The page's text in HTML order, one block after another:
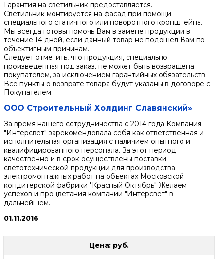
Гарантия на светильник предоставляется.
Светильник монтируется на фасад при помощи
специального статичного или поворотного кронштейна.
Мы всегда готовы помочь Вам в замене продукции в
течение 14 дней, если данный товар не подошел Вам по
объективным причинам.
Следует отметить, что продукция, специально
произведенная под заказ, не может быть возвращена
покупателем, за исключением гарантийных обязательств.
Все пункты о возврате товара будут указаны в договоре с
Покупателем.
ООО Строительный Холдинг Славянский»
За время нашего сотрудничества с 2014 года Компания
"Интерсвет" зарекомендовала себя как ответственная и
исполнительная организация с наличием опытного и
квалифицированного персонала. За этот период
качественно и в срок осуществлены поставки
светотехнической продукции для производства
электромонтажных работ на объектах Московской
кондитерской фабрики "Красный Октябрь" Желаем
успехов и процветания компании "Интерсвет" в
дальнейшем.
01.11.2016
Цена: руб.